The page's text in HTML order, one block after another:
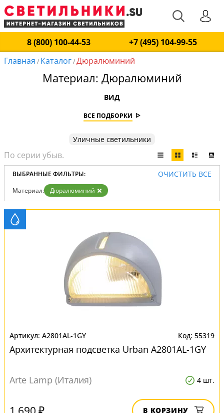
8 (800) 100-44-53
+7 (495) 104-99-55
Главная / Каталог/Дюралюминий
Материал: Дюралюминий
ВИД
ВСЕ ПОДБОРКИ
Уличные светильники
ВЫБРАННЫЕ ФИЛЬТРЫ: ОЧИСТИТЬ ВСЕ
Материал: Дюралюминий
A2801AL-1GY 55319
Архитектурная подсветка Urban A2801AL-1GY
Arte Lamp (Италия) 4 шт.
В КОРЗИНУ